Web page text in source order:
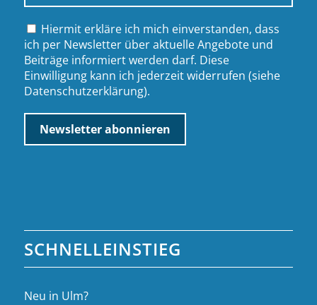
Hiermit erkläre ich mich einverstanden, dass
ich per Newsletter über aktuelle Angebote und
Beiträge informiert werden darf. Diese
Einwilligung kann ich jederzeit widerrufen (siehe
Datenschutzerklärung).
SCHNELLEINSTIEG
Neu in Ulm?